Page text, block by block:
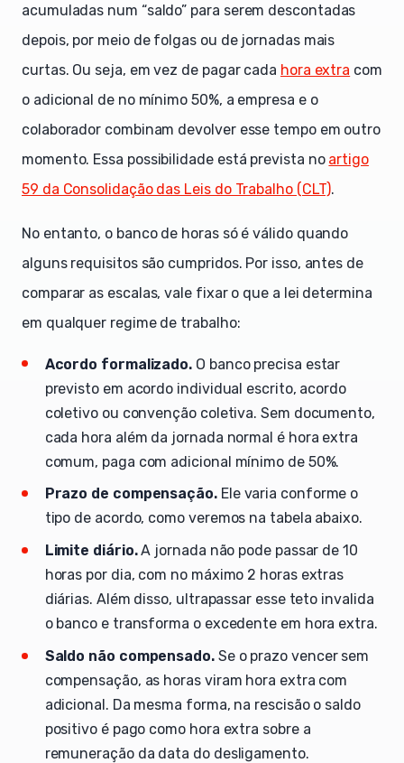
acumuladas num “saldo” para serem descontadas
depois, por meio de folgas ou de jornadas mais
curtas. Ou seja, em vez de pagar cada hora extra com
o adicional de no mínimo 50%, a empresa e o
colaborador combinam devolver esse tempo em outro
momento. Essa possibilidade está prevista no artigo
59 da Consolidação das Leis do Trabalho (CLT).
No entanto, o banco de horas só é válido quando
alguns requisitos são cumpridos. Por isso, antes de
comparar as escalas, vale fixar o que a lei determina
em qualquer regime de trabalho:
Acordo formalizado. O banco precisa estar
previsto em acordo individual escrito, acordo
coletivo ou convenção coletiva. Sem documento,
cada hora além da jornada normal é hora extra
comum, paga com adicional mínimo de 50%.
Prazo de compensação.Ele varia conforme o
tipo de acordo, como veremos na tabela abaixo.
Limite diário.A jornada não pode passar de 10
horas por dia, com no máximo 2 horas extras
diárias. Além disso, ultrapassar esse teto invalida
o banco e transforma o excedente em hora extra.
Saldo não compensado.Se o prazo vencer sem
compensação, as horas viram hora extra com
adicional. Da mesma forma, na rescisão o saldo
positivo é pago como hora extra sobre a
remuneração da data do desligamento.